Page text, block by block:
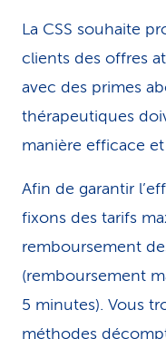
La CSS souhaite
clients des offres
avec des primes
thérapeutiques
manière efficace
Afin de garantir
fixons des tarifs
remboursement
(remboursement
5 minutes). Vous
méthodes